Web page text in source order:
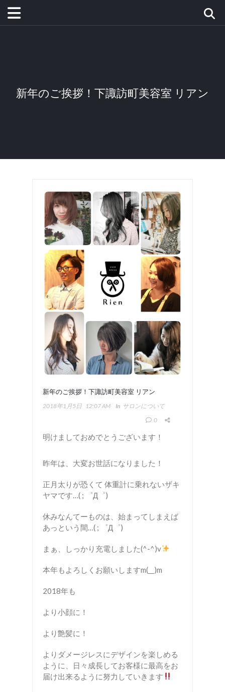
新年のご挨拶！下諏訪町美容室 リアン
新年のご挨拶！下諏訪町美容室 リアン
2018年1月5日 12:07 AM In サロンについて
0
明けましておめでとうございます！
昨年は、大変お世話になりました！
正月太りが恐くて 体重計に乗れないザキ
ヤマです…( ; ゜Д゜)
休みなんてーものは、始まってしまえば
あっという間…( ; ゜Д゜)
まぁ、しっかり充電しました(^-^)v
本年もよろしくお願いしますm(__)m
2018年も
より小顔に！
より艶髪に！
よりダメージレスにデザインを楽しめる
ように、日々成長してお客様に最高をお
届け出来るように努力していきます